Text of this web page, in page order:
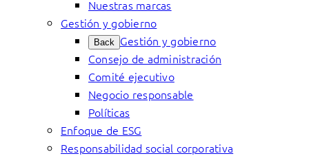
Nuestras marcas
Gestión y gobierno
Back Gestión y gobierno
Consejo de administración
Comité ejecutivo
Negocio responsable
Políticas
Enfoque de ESG
Responsabilidad social corporativa